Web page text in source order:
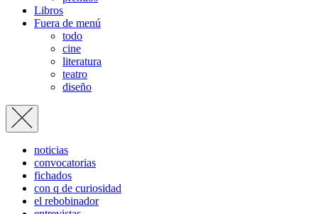
Libros
Fuera de menú
todo
cine
literatura
teatro
diseño
noticias
convocatorias
fichados
con q de curiosidad
el rebobinador